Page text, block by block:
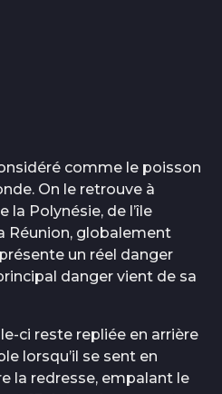
comme le poisson
On le retrouve à
Polynésie, de l’île
Réunion, globalement
un réel danger
danger vient de sa
ci reste repliée en arrière
lorsqu’il se sent en
la redresse, empalant le